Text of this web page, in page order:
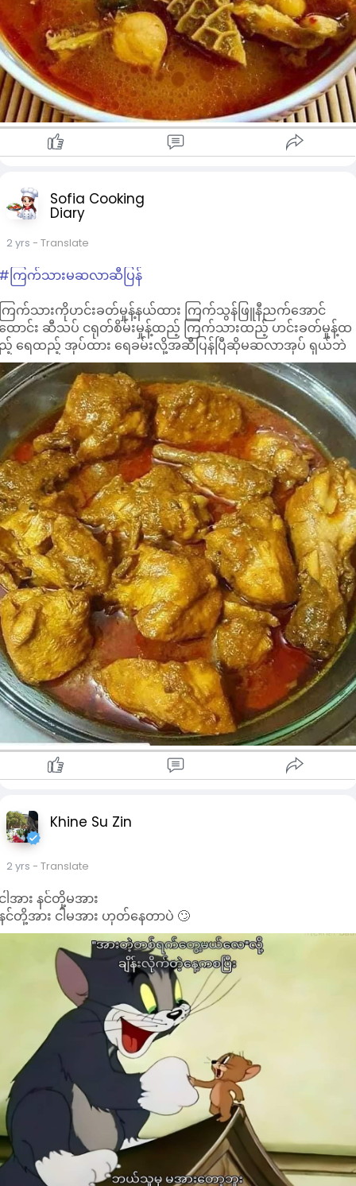
Sofia Cooking
Diary
2 yrs - Translate
ကြက်သားမဆလာဆီပြန်
ြက်သားကိုဟင်းခတ်မှုန့်နယ်ထား ကြက်သွန်ဖြူနီညက်အောင်
ောင်း ဆီသပ် ငရုတ်စိမ်းမှုန့်ထည့် ကြက်သားထည့် ဟင်းခတ်မှုန့်ထ
ရေထည့် အုပ်ထား ရေခမ်းလို့အဆီပြန်ပြီဆိုမဆလာအုပ် ရှယ်ဘဲ
Khine Su Zin
2 yrs - Translate
ါအား နင်တို့မအား
င်တို့အား ငါမအား ဟုတ်နေတာပဲ 🙄